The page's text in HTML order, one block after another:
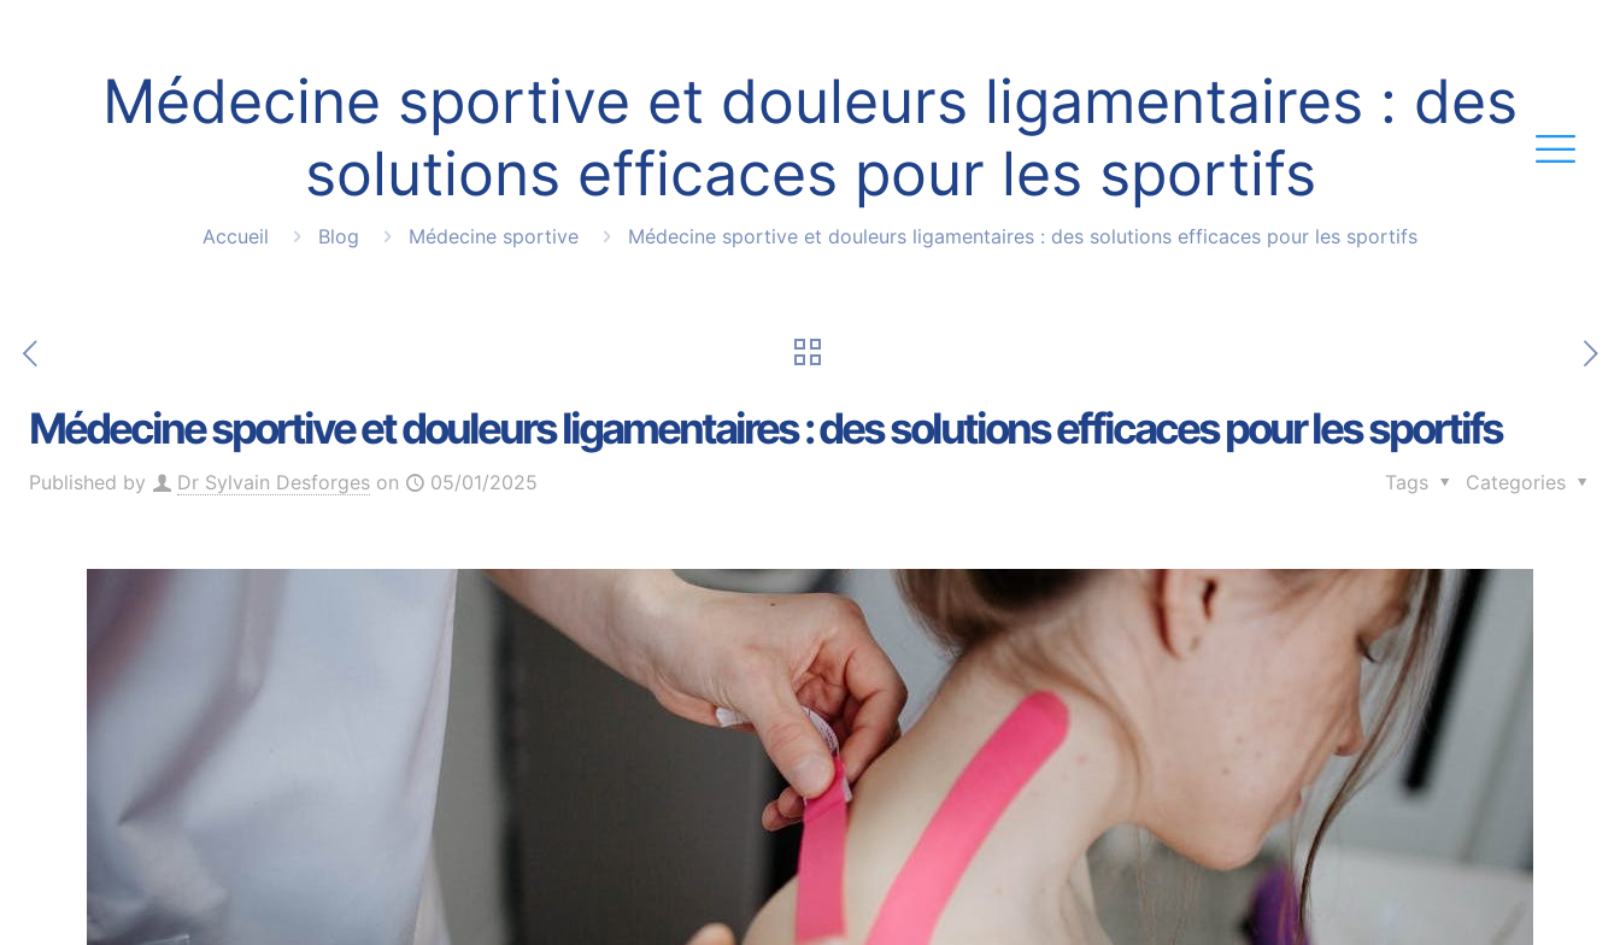
Médecine sportive et douleurs ligamentaires : des
solutions efficaces pour les sportifs
Accueil Blog Médecine sportive Médecine sportive et douleurs ligamentaires : des solutions efficaces pour les sportifs
Médecine sportive et douleurs ligamentaires : des solutions efficaces pour les sportifs
Published by Dr Sylvain Desforges on 05/01/2025 Categories
Tags